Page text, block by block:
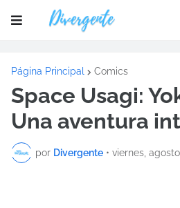
Página Principal Comics
Space Usagi:
Una aventura
por Divergente • viernes,